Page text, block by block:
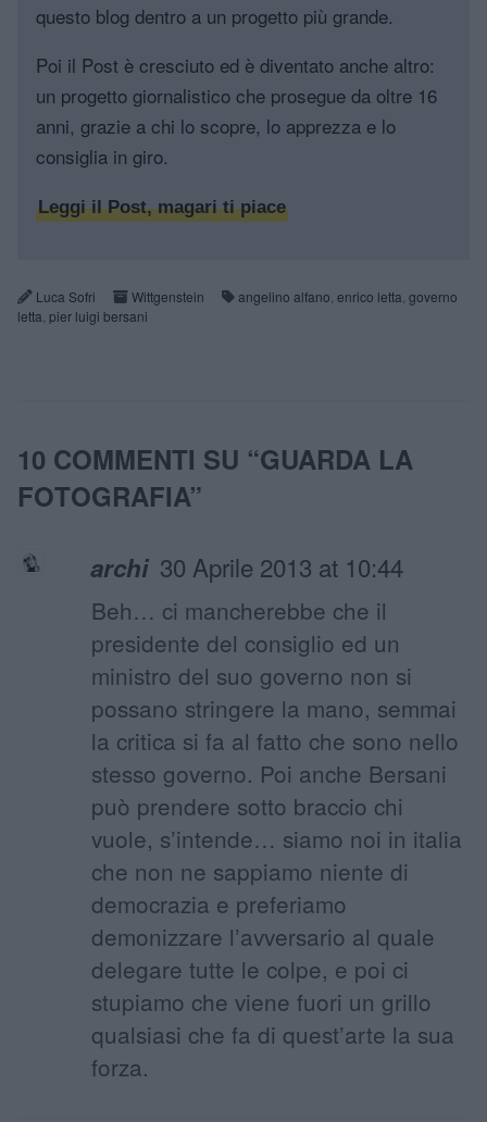
questo blog dentro a un progetto più grande.
Poi il Post è cresciuto ed è diventato anche altro:
un progetto giornalistico che prosegue da oltre 16
anni, grazie a chi lo scopre, lo apprezza e lo
consiglia in giro.
Leggi il Post, magari ti piace
Luca Sofri Wittgenstein angelino alfano enrico letta governo
letta pier luigi bersani
10 COMMENTI SU “GUARDA LA
FOTOGRAFIA”
archi 30 Aprile 2013 at 10:44
Beh… ci mancherebbe che il
presidente del consiglio ed un
ministro del suo governo non si
possano stringere la mano, semmai
la critica si fa al fatto che sono nello
stesso governo. Poi anche Bersani
può prendere sotto braccio chi
vuole, s’intende… siamo noi in italia
che non ne sappiamo niente di
democrazia e preferiamo
demonizzare l’avversario al quale
delegare tutte le colpe, e poi ci
stupiamo che viene fuori un grillo
qualsiasi che fa di quest’arte la sua
forza.